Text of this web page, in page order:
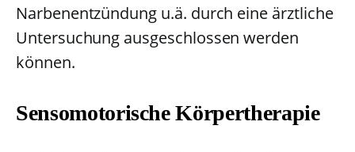
Narbenentzündung u.ä. durch eine ärztliche
Untersuchung ausgeschlossen werden
können.
Sensomotorische Körpertherapie